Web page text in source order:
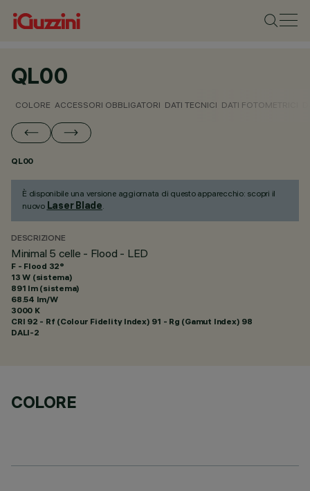
QL00
COLORE ACCESSORI OBBLIGATORI DATI TECNICI DATI FOTOMETRICI
QL00
È disponibile una versione aggiornata di questo apparecchio: scopri il
nuovo Laser Blade.
DESCRIZIONE
Minimal 5 celle - Flood - LED
F - Flood 32°
13 W (sistema)
891 lm (sistema)
68.54 lm/W
3000 K
CRI 92 - Rf (Colour Fidelity Index) 91 - Rg (Gamut Index) 98
DALI-2
COLORE